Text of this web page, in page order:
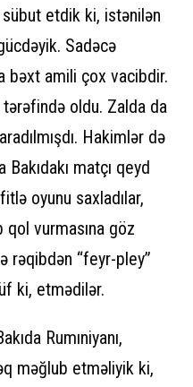
sübut etdik ki, istənilən
Sadəcə
bəxt amili çox vacibdir.
oldu. Zalda da
Hakimlər də
matçı qeyd
oyunu saxladılar,
qol vurmasına göz
rəqibdən “feyr-pley”
ki, etmədilər.
Rumıniyanı,
məğlub etməliyik ki,